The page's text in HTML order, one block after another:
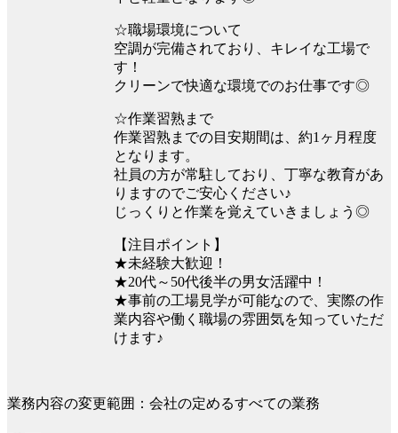
☆職場環境について
空調が完備されており、キレイな工場で
す！
クリーンで快適な環境でのお仕事です◎
☆作業習熟まで
作業習熟までの目安期間は、約1ヶ月程度
となります。
社員の方が常駐しており、丁寧な教育があ
りますのでご安心ください♪
じっくりと作業を覚えていきましょう◎
【注目ポイント】
★未経験大歓迎！
★20代～50代後半の男女活躍中！
★事前の工場見学が可能なので、実際の作
業内容や働く職場の雰囲気を知っていただ
けます♪
業務内容の変更範囲：会社の定めるすべての業務